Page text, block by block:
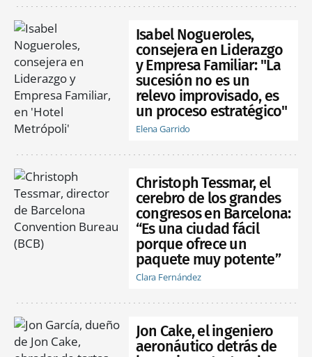
Isabel Nogueroles,
consejera en Liderazgo
y Empresa Familiar: "La
sucesión no es un
relevo improvisado, es
un proceso estratégico"
Elena Garrido
Christoph Tessmar, el
cerebro de los grandes
congresos en Barcelona:
“Es una ciudad fácil
porque ofrece un
paquete muy potente”
Clara Fernández
Jon Cake, el ingeniero
aeronáutico detrás de